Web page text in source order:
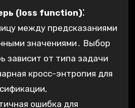
(loss function)⁚
между предсказаниями
значениями․ Выбор
зависит от типа задачи
кросс-энтропия для
ошибка для